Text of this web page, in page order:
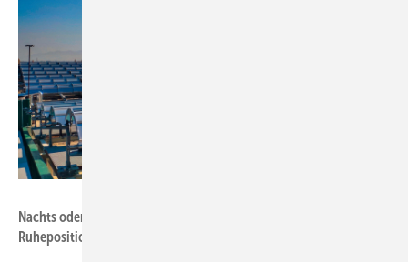
Nachts oder bei Unwetter drehen sich die Spiegel in die
Ruheposition.